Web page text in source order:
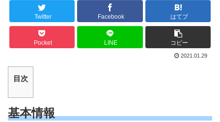
Twitter Facebook はてブ
Pocket LINE コピー
2021.01.29
目次
基本情報